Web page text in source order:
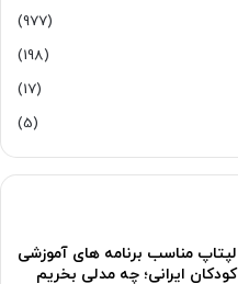
(977)
(198)
(17)
(5)
لپتاپ مناسب برنامه های آموزشی
کودکان ایرانی؛ چه مدلی بخریم